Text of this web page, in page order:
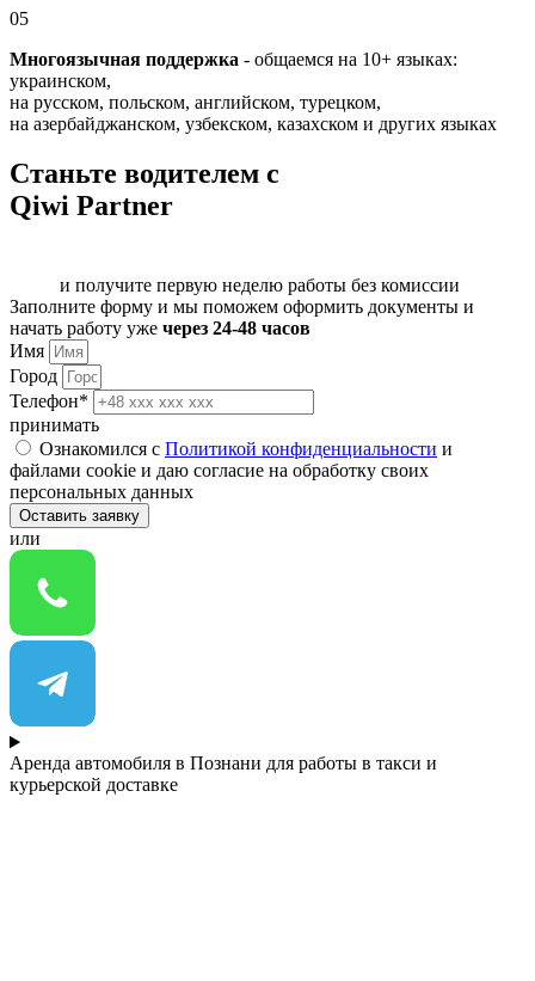
05
Многоязычная поддержка - общаемся на 10+ языках:
украинском,
на русском, польском, английском, турецком,
на азербайджанском, узбекском, казахском и других языках
Станьте водителем с
Qiwi Partner
и получите первую неделю работы без комиссии
Заполните форму и мы поможем оформить документы и
начать работу уже через 24-48 часов
Имя
Город
Телефон*
принимать
Ознакомился с Политикой конфиденциальности и
файлами cookie и даю согласие на обработку своих
персональных данных
Оставить заявку
или
Аренда автомобиля в Познани для работы в такси и
курьерской доставке